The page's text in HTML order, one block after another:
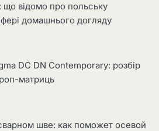
що відомо про польську
домашнього догляду
DC DN Contemporary: розбір
матриць
шве: как поможет осевой